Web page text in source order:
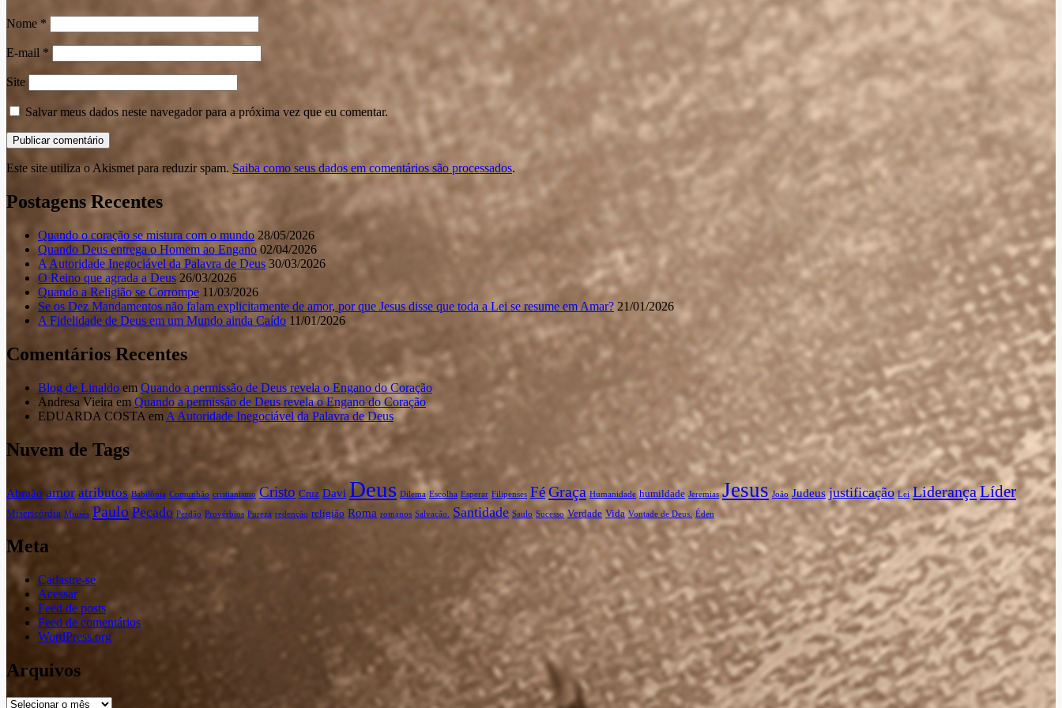
Nome *
E-mail *
Site
Salvar meus dados neste navegador para a próxima vez que eu comentar.
Este site utiliza o Akismet para reduzir spam. Saiba como seus dados em comentários são processados.
Postagens Recentes
Quando o coração se mistura com o mundo 28/05/2026
Quando Deus entrega o Homem ao Engano 02/04/2026
A Autoridade Inegociável da Palavra de Deus 30/03/2026
O Reino que agrada a Deus 26/03/2026
Quando a Religião se Corrompe 11/03/2026
Se os Dez Mandamentos não falam explicitamente de amor, por que Jesus disse que toda a Lei se resume em Amar? 21/01/2026
A Fidelidade de Deus em um Mundo ainda Caído 11/01/2026
Comentários Recentes
Blog de Linaldo em Quando a permissão de Deus revela o Engano do Coração
Andresa Vieira em Quando a permissão de Deus revela o Engano do Coração
EDUARDA COSTA em A Autoridade Inegociável da Palavra de Deus
Nuvem de Tags
Abraão amor atributos Babilônia Comunhão cristianismo Cristo Cruz Davi Deus Dilema Escolha Esperar Filipenses FéGraça Humanidade humildade Jeremias Jesus João Judeus justificação Lei LiderançaLíder
Misericórdia Moisés Paulo Pecado Perdão Provérbios Pureza redenção religião Roma romanos Salvação. Santidade Saulo Sucesso Verdade Vida Vontade de Deus. Éden
Meta
Cadastre-se
Acessar
Feed de posts
Feed de comentários
WordPress.org
Arquivos
Arquivos